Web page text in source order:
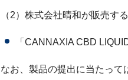
（2）株式会社晴和が販売す
「CANNAXIA CBD
なお、製品の提出に当たっ